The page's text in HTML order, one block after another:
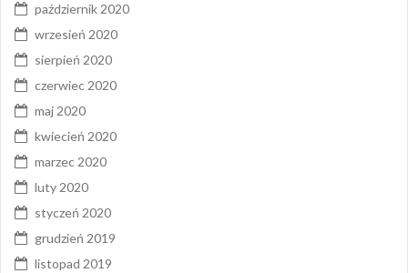
październik 2020
wrzesień 2020
sierpień 2020
czerwiec 2020
maj 2020
kwiecień 2020
marzec 2020
luty 2020
styczeń 2020
grudzień 2019
listopad 2019